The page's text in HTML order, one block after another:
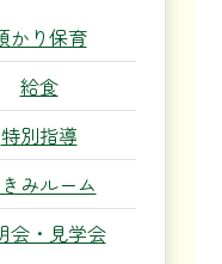
かり保育
給食
特別指導
みルーム
会・見学会